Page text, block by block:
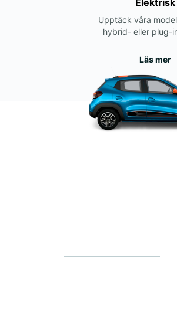
Elektrisk
Upptäck våra
hybrid- eller plug-
Läs mer